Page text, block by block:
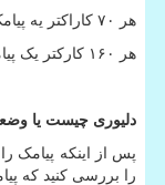
هر ۷۰ کاراکتر یه پیامک فارسی محسوب می شود.
هر ۱۶۰ کارکتر یک پیامک انگلیسی.
دلیوری چیست یا
پس از اینکه پیامک
را بررسی کنید که